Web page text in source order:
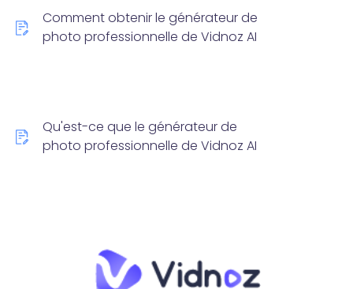
Comment obtenir le générateur de
photo professionnelle de Vidnoz AI
Qu'est-ce que le générateur de
photo professionnelle de Vidnoz AI